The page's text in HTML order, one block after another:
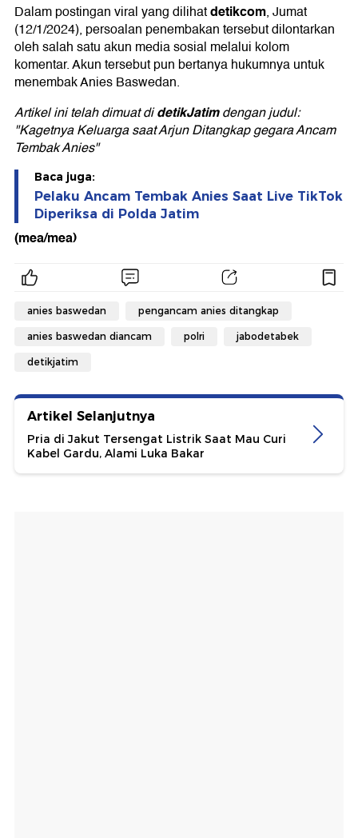
Dalam postingan viral yang dilihatdetikcom, Jumat
(12/1/2024), persoalan penembakan tersebut dilontarkan
oleh salah satu akun media sosial melalui kolom
komentar. Akun tersebut pun bertanya hukumnya untuk
menembak Anies Baswedan.
Artikel ini telah dimuat didetikJatimdengan judul:
"Kagetnya Keluarga saat Arjun Ditangkap gegara Ancam
Tembak Anies"
Baca juga:
Pelaku Ancam Tembak Anies Saat Live TikTok
Diperiksa di Polda Jatim
(mea/mea)
anies baswedan pengancam anies ditangkap
anies baswedan diancam polri jabodetabek
detikjatim
Artikel Selanjutnya
Pria di Jakut Tersengat Listrik Saat Mau Curi
Kabel Gardu, Alami Luka Bakar